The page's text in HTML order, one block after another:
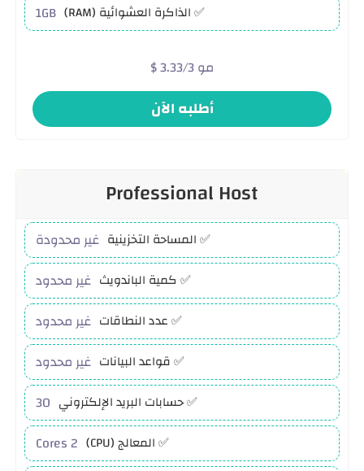
1GB ✅ الذاكرة العشوائية (RAM)
$ 3.33/3 مو
أطلبه الآن
Professional Host
غير محدودة ✅ المساحة التخزينية
غير محدود ✅ كمية الباندويث
غير محدود ✅ عدد النطاقات
غير محدود ✅ قواعد البيانات
30 ✅ حسابات البريد الإلكتروني
2 Cores ✅ المعالج (CPU)